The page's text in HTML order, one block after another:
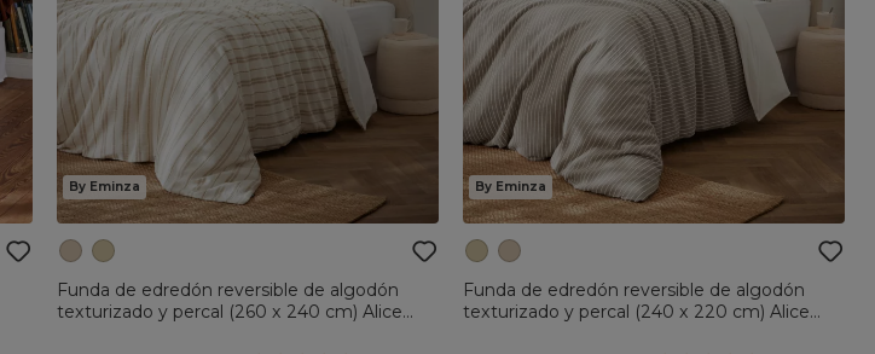
By Eminza
Funda de edredón reversible de algodón
texturizado y percal (260 x 240 cm) Alice
By Eminza
Funda de edredón reversible de algodón
texturizado y percal (240 x 220 cm) Alice